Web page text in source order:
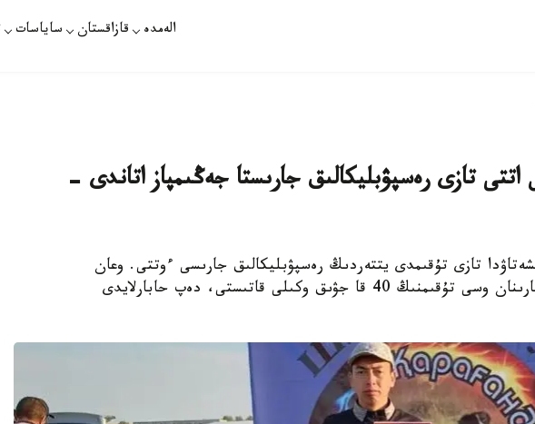
الەمدە قازاقستان ساياسات
اتتى تازى رەسپۋبليكالىق جارىستا جەڭىمپاز اتاندى -
تازى تۇقىمدى يتتەردىڭ رەسپۋبليكالىق جارىسى ءوتتى. وعان
قازاقستاننىڭ ءارتۇرلى ايماقتارىنان وسى تۇقىمنىڭ 40 قا جۋىق وكىلى قاتىستى، دەپ حابارلايدى